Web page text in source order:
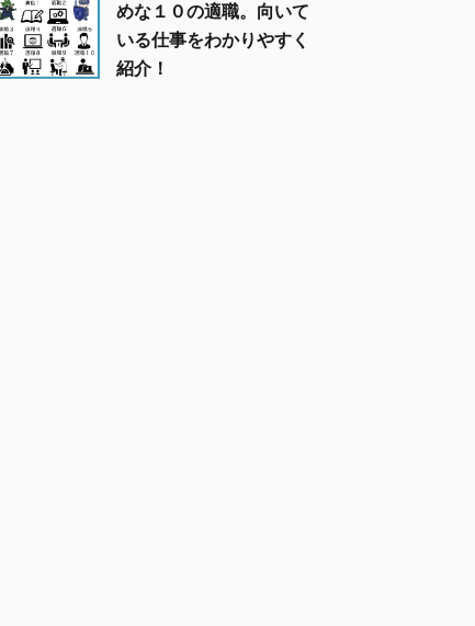
めな１０の適職。向いて
いる仕事をわかりやすく
紹介！